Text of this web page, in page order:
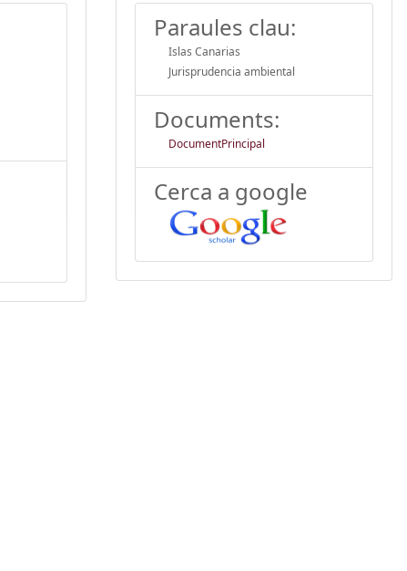
Paraules clau:
Islas Canarias
Jurisprudencia ambiental
Documents:
DocumentPrincipal
Cerca a google